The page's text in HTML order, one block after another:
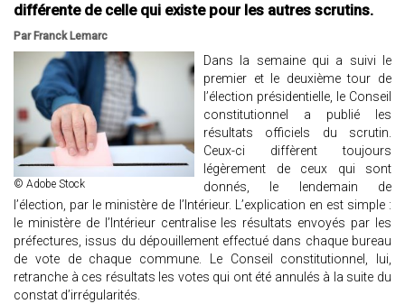
différente de celle qui existe pour les autres scrutins.
Par Franck Lemarc
© Adobe Stock
Dans la semaine qui a suivi le
premier et le deuxième tour de
l’élection présidentielle, le Conseil
constitutionnel a publié les
résultats officiels du scrutin.
Ceux-ci diffèrent toujours
légèrement de ceux qui sont
donnés, le lendemain de
l’élection, par le ministère de l’Intérieur. L’explication en est simple :
le ministère de l’Intérieur centralise les résultats envoyés par les
préfectures, issus du dépouillement effectué dans chaque bureau
de vote de chaque commune. Le Conseil constitutionnel, lui,
retranche à ces résultats les votes qui ont été annulés à la suite du
constat d’irrégularités.